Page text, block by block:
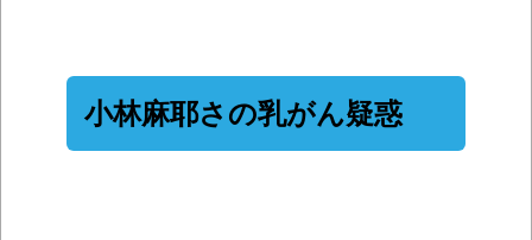
小林麻耶さの乳がん疑惑